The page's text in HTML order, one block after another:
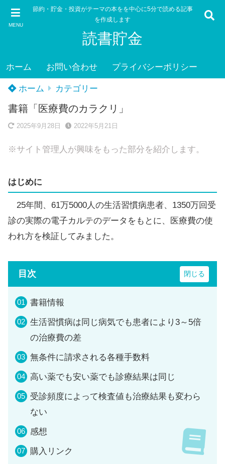
MENU
節約・貯金・投資がテーマの本をを中心に5分で読める記事
を作成します
読書貯金
ホーム お問い合わせ プライバシーポリシー
ホーム カテゴリー
書籍「医療費のカラクリ」
2025年9月28日 2022年5月21日
※サイト管理人が興味をもった部分を紹介します。
はじめに
25年間、61万5000人の生活習慣病患者、1350万回受
診の実際の電子カルテのデータをもとに、医療費の使
われ方を検証してみました。
目次
書籍情報
生活習慣病は同じ病気でも患者により3～5倍
の治療費の差
無条件に請求される各種手数料
高い薬でも安い薬でも診療結果は同じ
受診頻度によって検査値も治療結果も変わら
ない
感想
購入リンク